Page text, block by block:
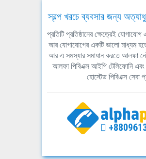
স্বল্প খরচে ব্যবসার জন্য
প্রতিটি প্রতিষ্ঠানের ক্ষেত্রেই
আর যোগাযোগের একটি ভালো মাধ্যম
আর এ সমস্যার সমাধান করতে আলফা
আলফা পিবিএক্স আইপি টেলিফোনি এবং
হোস্টেড পিবিএক্স সেবা